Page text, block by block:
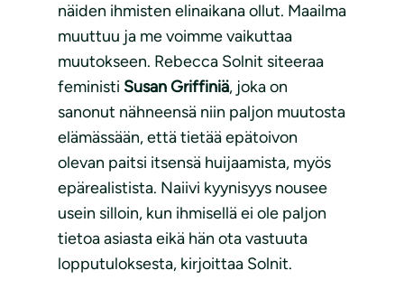
näiden ihmisten elinaikana ollut. Maailma
muuttuu ja me voimme vaikuttaa
muutokseen. Rebecca Solnit siteeraa
feministi Susan Griffiniä, joka on
sanonut nähneensä niin paljon muutosta
elämässään, että tietää epätoivon
olevan paitsi itsensä huijaamista, myös
epärealistista. Naiivi kyynisyys nousee
usein silloin, kun ihmisellä ei ole paljon
tietoa asiasta eikä hän ota vastuuta
lopputuloksesta, kirjoittaa Solnit.